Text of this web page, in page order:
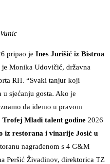
pripao je Ines Jurišić iz Bistroa
je Monika Udovičić, državna
RH. “Svaki tanjur koji
sjećanju gosta. Ako je
da idemo u pravom
Trofej Mladi talent godine 2026
iz restorana i vinarije Josić u
nagrađenom s 4 G&M
Peršić Živadinov, direktorica TZ